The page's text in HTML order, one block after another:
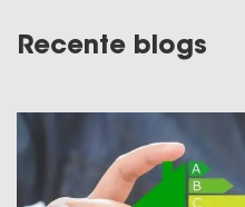
Recente blogs